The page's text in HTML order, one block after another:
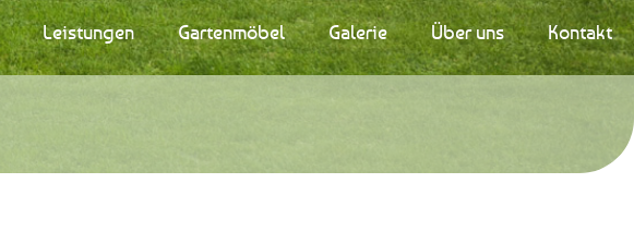
Leistungen Gartenmöbel Galerie Über uns Kontakt